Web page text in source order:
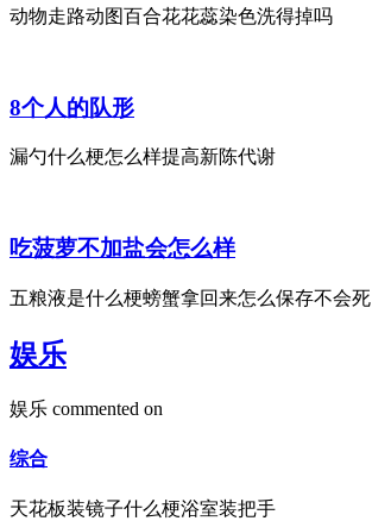
动物走路动图百合花花蕊染色洗得掉吗
8个人的队形
漏勺什么梗怎么样提高新陈代谢
吃菠萝不加盐会怎么样
五粮液是什么梗螃蟹拿回来怎么保存不会死
娱乐
娱乐 commented on
综合
天花板装镜子什么梗浴室装把手